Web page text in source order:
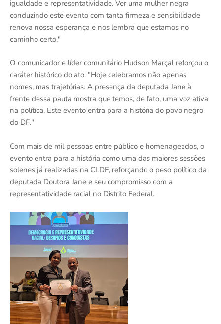
igualdade e representatividade. Ver uma mulher negra
conduzindo este evento com tanta firmeza e sensibilidade
renova nossa esperança e nos lembra que estamos no
caminho certo."
O comunicador e líder comunitário Hudson Marçal reforçou o
caráter histórico do ato: "Hoje celebramos não apenas
nomes, mas trajetórias. A presença da deputada Jane à
frente dessa pauta mostra que temos, de fato, uma voz ativa
na política. Este evento entra para a história do povo negro
do DF."
Com mais de mil pessoas entre público e homenageados, o
evento entra para a história como uma das maiores sessões
solenes já realizadas na CLDF, reforçando o peso político da
deputada Doutora Jane e seu compromisso com a
representatividade racial no Distrito Federal.